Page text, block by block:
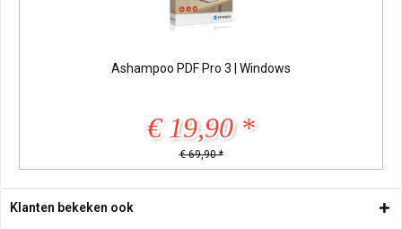
Ashampoo PDF Pro 3 | Windows
€ 19,90 *
€ 69,90 *
Klanten bekeken ook